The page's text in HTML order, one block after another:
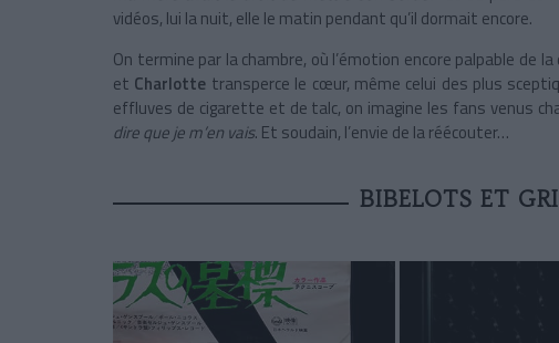
vidéos, lui la nuit, elle le matin pendant qu’il dormait encore.
On termine par la chambre, où l’émotion encore palpable de
et Charlotte transperce le cœur, même celui des plus
effluves de cigarette et de talc, on imagine les fans venus
dire que je m’en vais. Et soudain, l’envie de la réécouter…
BIBELOTS ET